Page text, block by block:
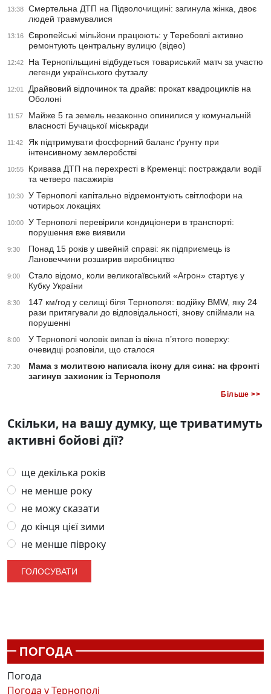
13:38
Смертельна ДТП на Підволочищині: загинула жінка, двоє
людей травмувалися
13:16
Європейські мільйони працюють: у Теребовлі активно
ремонтують центральну вулицю (відео)
12:42
На Тернопільщині відбудеться товариський матч за участю
легенди українського футзалу
12:01
Драйвовий відпочинок та драйв: прокат квадроциклів на
Оболоні
11:57
Майже 5 га земель незаконно опинилися у комунальній
власності Бучацької міськради
11:42
Як підтримувати фосфорний баланс ґрунту при
інтенсивному землеробстві
10:55
Кривава ДТП на перехресті в Кременці: постраждали водії
та четверо пасажирів
10:30
У Тернополі капітально відремонтують світлофори на
чотирьох локаціях
10:00
У Тернополі перевірили кондиціонери в транспорті:
порушення вже виявили
9:30
Понад 15 років у швейній справі: як підприємець із
Лановеччини розширив виробництво
9:00
Стало відомо, коли великогаївський «Агрон» стартує у
Кубку України
8:30
147 км/год у селищі біля Тернополя: водійку BMW, яку 24
рази притягували до відповідальності, знову спіймали на
порушенні
8:00
У Тернополі чоловік випав із вікна п’ятого поверху:
очевидці розповіли, що сталося
7:30
Мама з молитвою написала ікону для сина: на фронті
загинув захисник із Тернополя
Більше >>
Скільки, на вашу думку, ще триватимуть
активні бойові дії?
ще декілька років
не менше року
не можу сказати
до кінця цієї зими
не менше півроку
ПОГОДА
Погода
Погода уТернополі